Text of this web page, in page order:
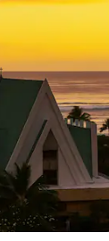
evaluaciones